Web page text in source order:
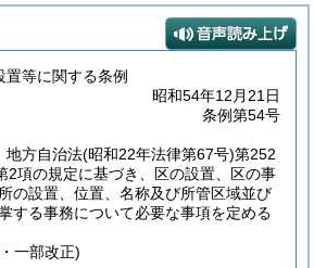
置等に関する条例
昭和54年12月21日
条例第54号
地方自治法(昭和22年法律第67号)第252
2項の規定に基づき、区の設置、区の事
の設置、位置、名称及び所管区域並び
する事務について必要な事項を定める
一部改正)